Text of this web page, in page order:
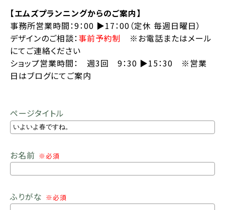
【エムズプランニングからのご案内】
事務所営業時間：9：00 ▶︎17：00（定休 毎週日曜日）
デザインのご相談：事前予約制 ※お電話またはメール
にてご連絡ください
ショップ営業時間： 週3回 9：30 ▶︎15：30 ※営業
日はブログにてご案内
ページタイトル
お名前 ※必須
ふりがな ※必須